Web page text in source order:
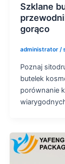
Szklane
gorąco
administrator /
Poznaj
butelek
porównanie